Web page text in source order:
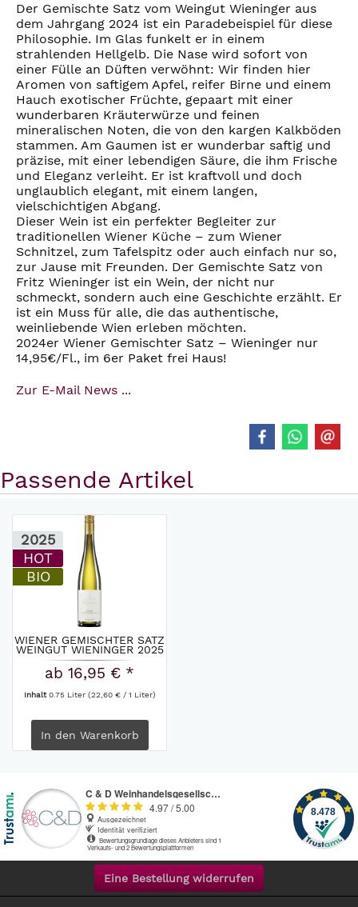
Der Gemischte Satz vom Weingut Wieninger aus
dem Jahrgang 2024 ist ein Paradebeispiel für diese
Philosophie. Im Glas funkelt er in einem
strahlenden Hellgelb. Die Nase wird sofort von
einer Fülle an Düften verwöhnt: Wir finden hier
Aromen von saftigem Apfel, reifer Birne und einem
Hauch exotischer Früchte, gepaart mit einer
wunderbaren Kräuterwürze und feinen
mineralischen Noten, die von den kargen Kalkböden
stammen. Am Gaumen ist er wunderbar saftig und
präzise, mit einer lebendigen Säure, die ihm Frische
und Eleganz verleiht. Er ist kraftvoll und doch
unglaublich elegant, mit einem langen,
vielschichtigen Abgang.
Dieser Wein ist ein perfekter Begleiter zur
traditionellen Wiener Küche – zum Wiener
Schnitzel, zum Tafelspitz oder auch einfach nur so,
zur Jause mit Freunden. Der Gemischte Satz von
Fritz Wieninger ist ein Wein, der nicht nur
schmeckt, sondern auch eine Geschichte erzählt. Er
ist ein Muss für alle, die das authentische,
weinliebende Wien erleben möchten.
2024er Wiener Gemischter Satz – Wieninger nur
14,95€/Fl., im 6er Paket frei Haus!
Zur E-Mail News ...
Passende Artikel
2025
HOT
BIO
WIENER GEMISCHTER SATZ
WEINGUT WIENINGER 2025
ab 16,95 € *
Inhalt0.75 Liter (22,60 € / 1 Liter)
In den Warenkorb
Eine Bestellung widerrufen